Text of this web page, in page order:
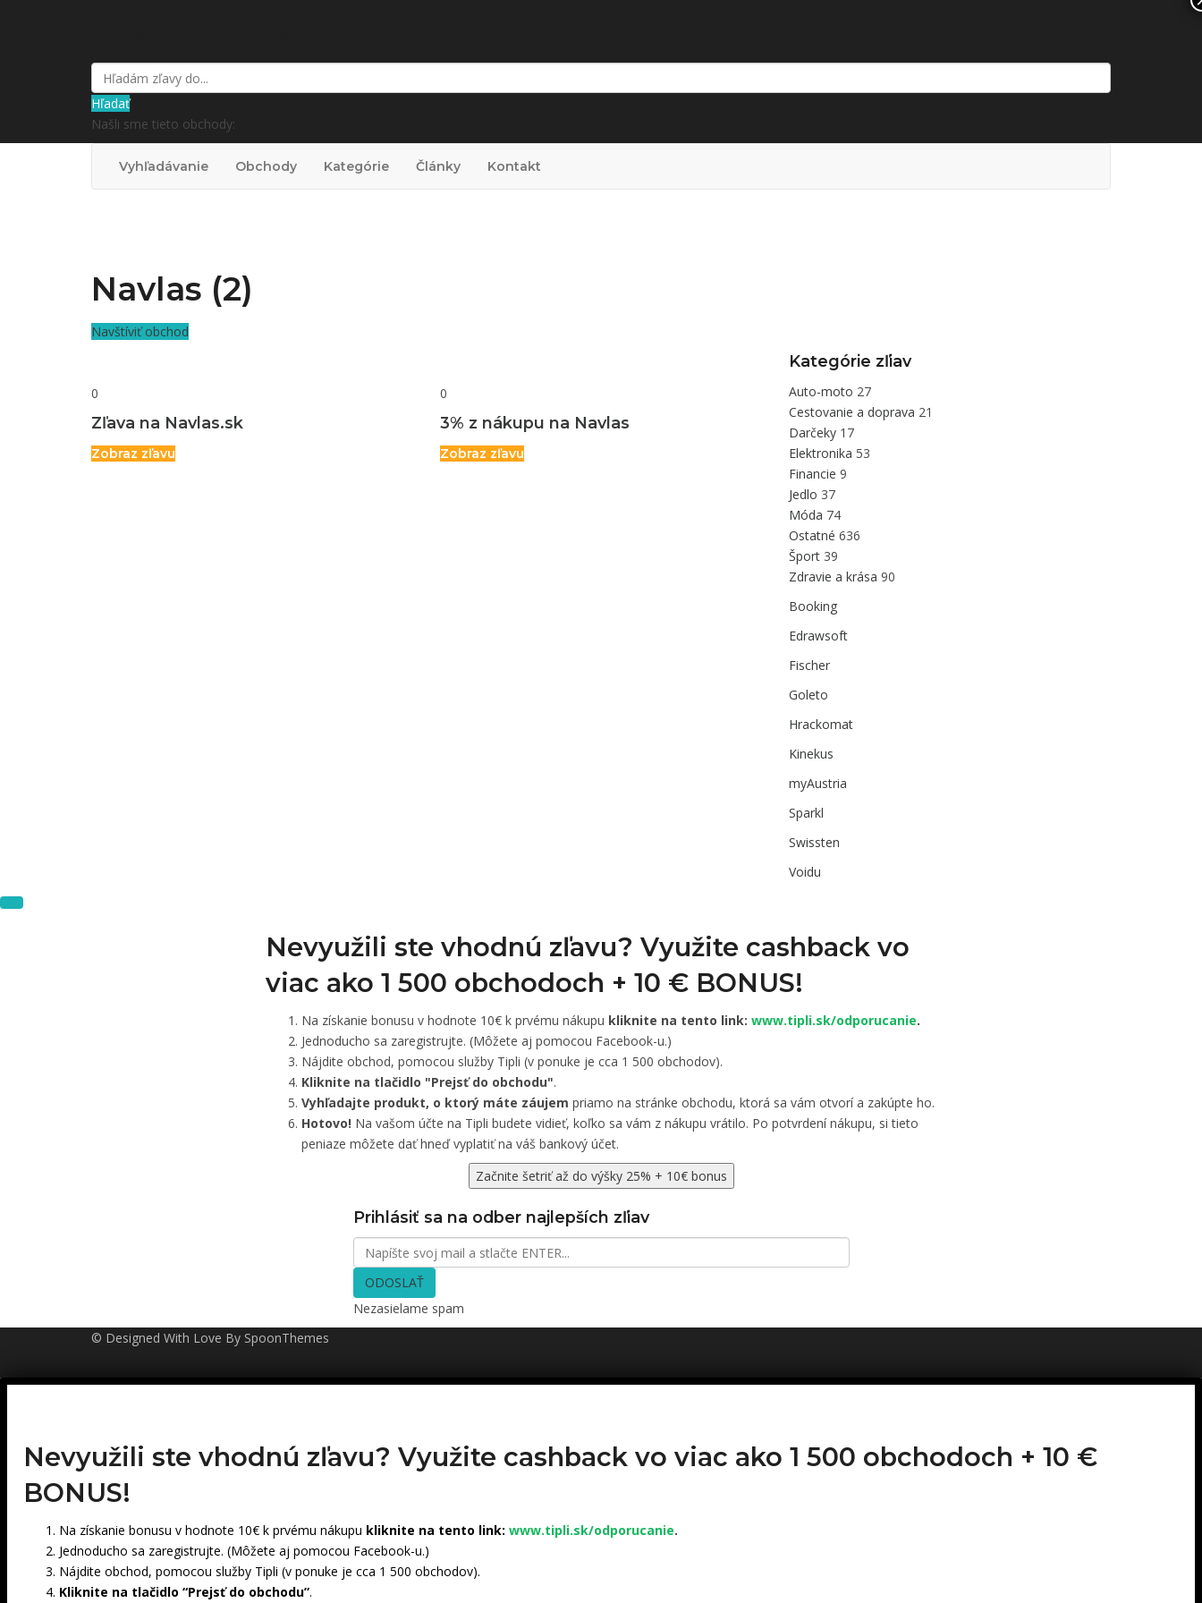
Hľadať
Našli sme tieto obchody:
Vyhľadávanie Obchody Kategórie Články Kontakt
Navlas (2)
Navštíviť obchod
0
Zľava na Navlas.sk
Zobraz zľavu
0
3% z nákupu na Navlas
Zobraz zľavu
Kategórie zľiav
Auto-moto 27
Cestovanie a doprava 21
Darčeky 17
Elektronika 53
Financie 9
Jedlo 37
Móda 74
Ostatné 636
Šport 39
Zdravie a krása 90
Booking
Edrawsoft
Fischer
Goleto
Hrackomat
Kinekus
myAustria
Sparkl
Swissten
Voidu
Nevyužili ste vhodnú zľavu? Využite cashback vo
viac ako 1 500 obchodoch + 10 € BONUS!
Na získanie bonusu v hodnote 10€ k prvému nákupu kliknite na tento link: www.tipli.sk/odporucanie.
Jednoducho sa zaregistrujte. (Môžete aj pomocou Facebook-u.)
Nájdite obchod, pomocou služby Tipli (v ponuke je cca 1 500 obchodov).
Kliknite na tlačidlo "Prejsť do obchodu".
Vyhľadajte produkt, o ktorý máte záujem priamo na stránke obchodu, ktorá sa vám otvorí a zakúpte ho.
Hotovo! Na vašom účte na Tipli budete vidieť, koľko sa vám z nákupu vrátilo. Po potvrdení nákupu, si tieto
peniaze môžete dať hneď vyplatiť na váš bankový účet.
Začnite šetriť až do výšky 25% + 10€ bonus
Prihlásiť sa na odber najlepších zľiav
ODOSLAŤ
Nezasielame spam
© Designed With Love By SpoonThemes
Nevyužili ste vhodnú zľavu? Využite cashback vo viac ako 1 500 obchodoch + 10 €
BONUS!
Na získanie bonusu v hodnote 10€ k prvému nákupu kliknite na tento link: www.tipli.sk/odporucanie.
Jednoducho sa zaregistrujte. (Môžete aj pomocou Facebook-u.)
Nájdite obchod, pomocou služby Tipli (v ponuke je cca 1 500 obchodov).
Kliknite na tlačidlo “Prejsť do obchodu”.